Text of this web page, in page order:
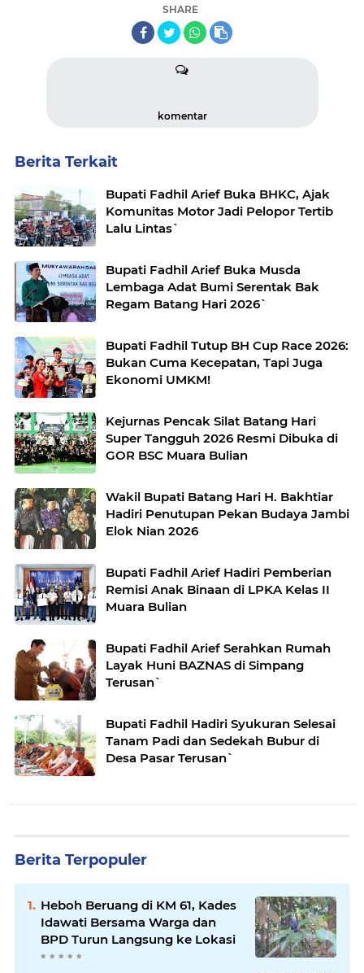
SHARE
komentar
Berita Terkait
Bupati Fadhil Arief Buka BHKC, Ajak
Komunitas Motor Jadi Pelopor Tertib
Lalu Lintas`
Bupati Fadhil Arief Buka Musda
Lembaga Adat Bumi Serentak Bak
Regam Batang Hari 2026`
Bupati Fadhil Tutup BH Cup Race 2026:
Bukan Cuma Kecepatan, Tapi Juga
Ekonomi UMKM!
Kejurnas Pencak Silat Batang Hari
Super Tangguh 2026 Resmi Dibuka di
GOR BSC Muara Bulian
Wakil Bupati Batang Hari H. Bakhtiar
Hadiri Penutupan Pekan Budaya Jambi
Elok Nian 2026
Bupati Fadhil Arief Hadiri Pemberian
Remisi Anak Binaan di LPKA Kelas II
Muara Bulian
Bupati Fadhil Arief Serahkan Rumah
Layak Huni BAZNAS di Simpang
Terusan`
Bupati Fadhil Hadiri Syukuran Selesai
Tanam Padi dan Sedekah Bubur di
Desa Pasar Terusan`
Berita Terpopuler
Heboh Beruang di KM 61, Kades
Idawati Bersama Warga dan
BPD Turun Langsung ke Lokasi